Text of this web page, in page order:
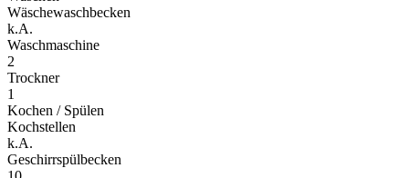
Wäschewaschbecken
k.A.
Waschmaschine
2
Trockner
1
Kochen / Spülen
Kochstellen
k.A.
Geschirrspülbecken